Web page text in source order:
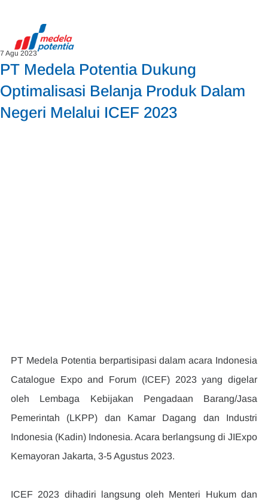
PT Medela Potentia Dukung
Optimalisasi Belanja Produk Dalam
Negeri Melalui ICEF 2023
7 Agu 2023
PT Medela Potentia berpartisipasi dalam acara Indonesia
Catalogue Expo and Forum (ICEF) 2023 yang digelar
oleh Lembaga Kebijakan Pengadaan Barang/Jasa
Pemerintah (LKPP) dan Kamar Dagang dan Industri
Indonesia (Kadin) Indonesia. Acara berlangsung di JIExpo
Kemayoran Jakarta, 3-5 Agustus 2023.
ICEF 2023 dihadiri langsung oleh Menteri Hukum dan